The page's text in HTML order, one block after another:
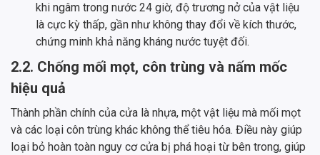
khi ngâm trong nước 24 giờ, độ trương nở của vật liệu
là cực kỳ thấp, gần như không thay đổi về kích thước,
chứng minh khả năng kháng nước tuyệt đối.
2.2. Chống mối mọt, côn trùng và nấm mốc
hiệu quả
Thành phần chính của cửa là nhựa, một vật liệu mà mối mọt
và các loại côn trùng khác không thể tiêu hóa. Điều này giúp
loại bỏ hoàn toàn nguy cơ cửa bị phá hoại từ bên trong, giúp